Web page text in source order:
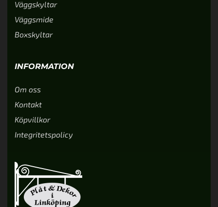
Väggskyltar
Väggsmide
Boxskyltar
INFORMATION
Om oss
Kontakt
Köpvillkor
Integritetspolicy